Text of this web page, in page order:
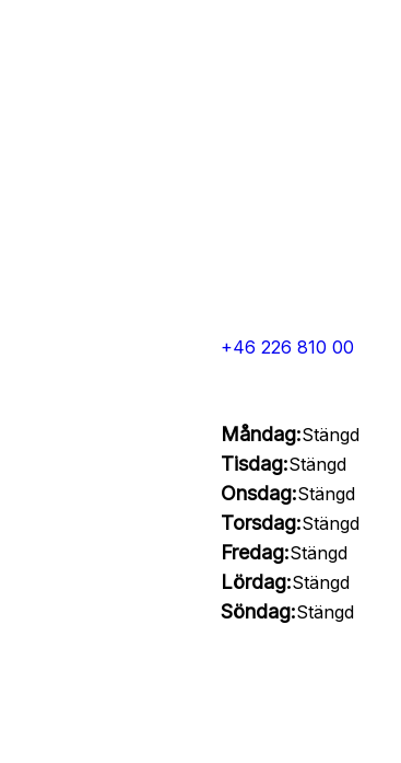
+46 226 810 00
Måndag:Stängd
Tisdag:Stängd
Onsdag:Stängd
Torsdag:Stängd
Fredag:Stängd
Lördag:Stängd
Söndag:Stängd